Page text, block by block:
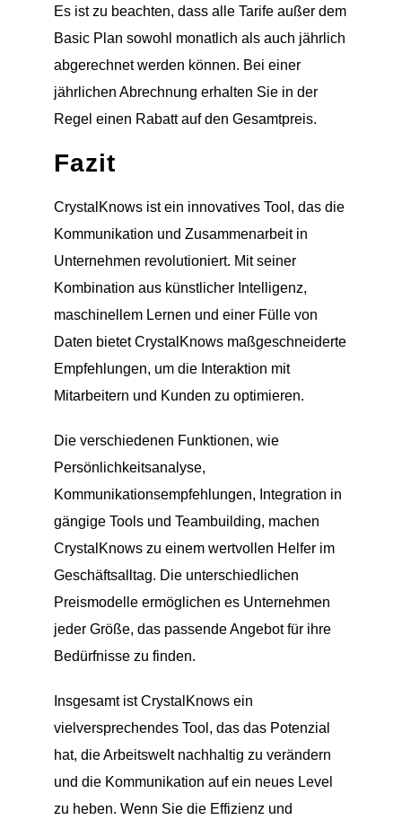
Es ist zu beachten, dass alle Tarife außer dem
Basic Plan sowohl monatlich als auch jährlich
abgerechnet werden können. Bei einer
jährlichen Abrechnung erhalten Sie in der
Regel einen Rabatt auf den Gesamtpreis.
Fazit
CrystalKnows ist ein innovatives Tool, das die
Kommunikation und Zusammenarbeit in
Unternehmen revolutioniert. Mit seiner
Kombination aus künstlicher Intelligenz,
maschinellem Lernen und einer Fülle von
Daten bietet CrystalKnows maßgeschneiderte
Empfehlungen, um die Interaktion mit
Mitarbeitern und Kunden zu optimieren.
Die verschiedenen Funktionen, wie
Persönlichkeitsanalyse,
Kommunikationsempfehlungen, Integration in
gängige Tools und Teambuilding, machen
CrystalKnows zu einem wertvollen Helfer im
Geschäftsalltag. Die unterschiedlichen
Preismodelle ermöglichen es Unternehmen
jeder Größe, das passende Angebot für ihre
Bedürfnisse zu finden.
Insgesamt ist CrystalKnows ein
vielversprechendes Tool, das das Potenzial
hat, die Arbeitswelt nachhaltig zu verändern
und die Kommunikation auf ein neues Level
zu heben. Wenn Sie die Effizienz und